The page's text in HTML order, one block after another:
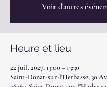
Voir d'autres
Heure et lieu
22 juil. 2027, 13:00 – 13:30
Saint-Donat-sur-l'Herbasse, 30